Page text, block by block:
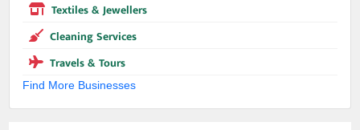
Textiles & Jewellers
Cleaning Services
Travels & Tours
Find More Businesses